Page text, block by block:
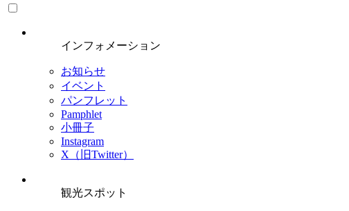
インフォメーション
お知らせ
イベント
パンフレット
Pamphlet
小冊子
Instagram
X（旧Twitter）
観光スポット